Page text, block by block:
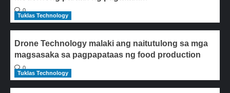
0
Tuklas Technology
Drone Technology malaki ang naitutulong sa mga
magsasaka sa pagpapataas ng food production
0
Tuklas Technology